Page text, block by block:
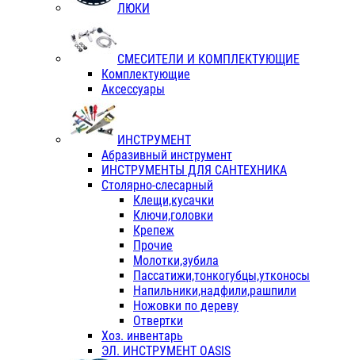
ЛЮКИ
СМЕСИТЕЛИ И КОМПЛЕКТУЮЩИЕ
Комплектующие
Аксессуары
ИНСТРУМЕНТ
Абразивный инструмент
ИНСТРУМЕНТЫ ДЛЯ САНТЕХНИКА
Столярно-слесарный
Клещи,кусачки
Ключи,головки
Крепеж
Прочие
Молотки,зубила
Пассатижи,тонкогубцы,утконосы
Напильники,надфили,рашпили
Ножовки по дереву
Отвертки
Хоз. инвентарь
ЭЛ. ИНСТРУМЕНТ OASIS